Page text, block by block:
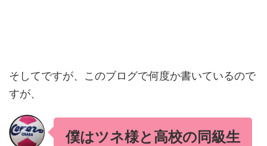
そしてですが、このブログで何度か書いているので
すが、
僕はツネ様と高校の同級生